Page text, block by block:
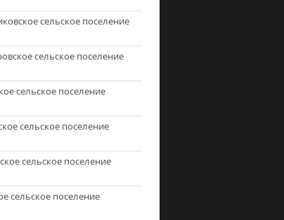
сельское поселение
сельское поселение
сельское поселение
сельское поселение
сельское поселение
сельское поселение